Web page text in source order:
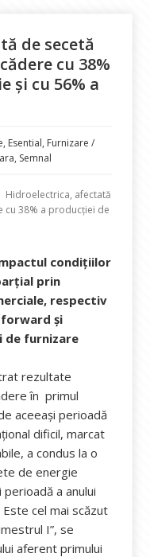
de secetă
cu 38%
și cu 56% a
, Esential, Furnizare /
, Semnal
Hidroelectrica, afectată
cu 38% a producției de
condițiilor
prin
respectiv
și
de furnizare
rezultate
în primul
aceeași perioadă
dificil, marcat
a condus la o
de energie
a anului
cel mai scăzut
I”, se
aferent primului